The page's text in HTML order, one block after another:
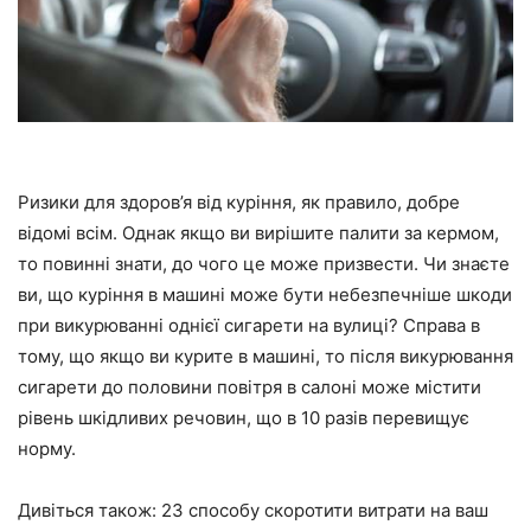
Ризики для здоров’я від куріння, як правило, добре
відомі всім. Однак якщо ви вирішите палити за кермом,
то повинні знати, до чого це може призвести. Чи знаєте
ви, що куріння в машині може бути небезпечніше шкоди
при викурюванні однієї сигарети на вулиці? Справа в
тому, що якщо ви курите в машині, то після викурювання
сигарети до половини повітря в салоні може містити
рівень шкідливих речовин, що в 10 разів перевищує
норму.
Дивіться також: 23 способу скоротити витрати на ваш